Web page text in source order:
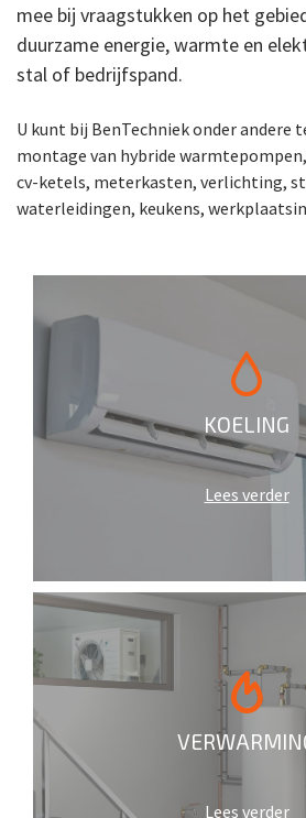
mee bij vraagstukken op het
duurzame energie, warmte en
stal of bedrijfspand.
U kunt bij BenTechniek onder andere
montage van hybride
cv-ketels, meterkasten, verlichting,
waterleidingen, keukens,
KOELING
Lees verder
Lees verder